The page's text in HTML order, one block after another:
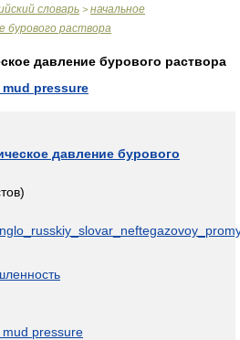
словарь > начальное
бурового раствора
давление бурового раствора
pressure
давление бурового
pressure